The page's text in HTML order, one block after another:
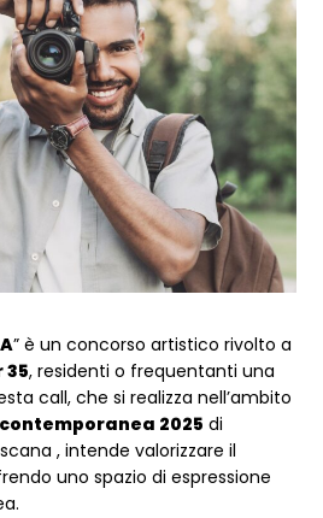
” è un concorso artistico rivolto a
35, residenti o frequentanti una
call, che si realizza nell’ambito
2025 di
, intende valorizzare il
uno spazio di espressione